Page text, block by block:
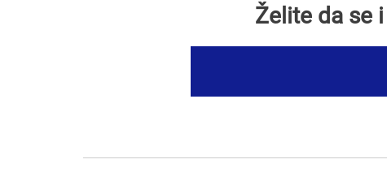
Želite da se